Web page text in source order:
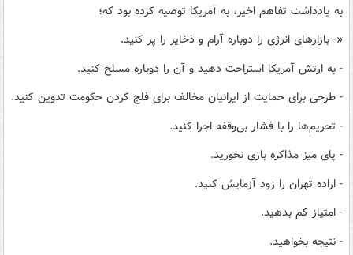
به یادداشت تفاهم اخیر، به آمریکا توصیه کرده بود که؛
«- بازارهای انرژی را دوباره آرام و ذخایر را پر کنید.
- به ارتش آمریکا استراحت دهید و آن را دوباره مسلح کنید.
- طرحی برای حمایت از ایرانیان مخالف برای فلج کردن حکومت تدوین کنید.
- تحریم‌ها را با فشار بی‌وقفه اجرا کنید.
- پای میز مذاکره بازی نخورید.
- اراده تهران را زود آزمایش کنید.
- امتیاز کم بدهید.
- نتیجه بخواهید.